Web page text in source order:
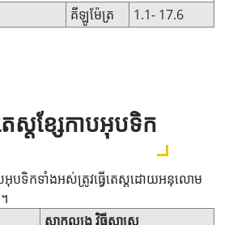
គីឡូម៉ែត្រ 1.1- 17.6
តេស្តខ្សែកាបអុបទិក
ទិកទាំងអស់ត្រូវធ្វើតេស្តដោយអនុលោម
សាកល្បងវិធីសាស្រ្ត